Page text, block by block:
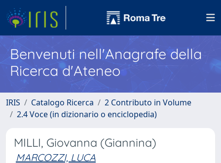
Benvenuti nell'Anagrafe della
Ricerca d'Ateneo
IRIS Catalogo Ricerca
2 Contributo in Volume
2.4 Voce (in dizionario o enciclopedia)
MILLI, Giovanna (Giannina)
MARCOZZI, LUCA